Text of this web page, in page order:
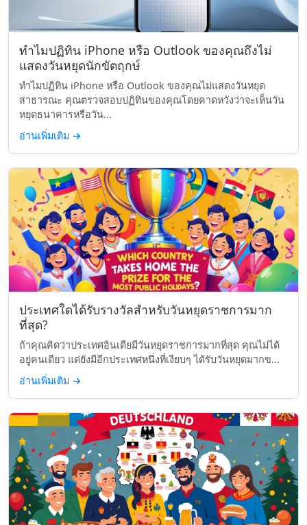
ทำไมปฏิทิน iPhone หรือ Outlook ของคุณถึงไม่
แสดงวันหยุดนักขัตฤกษ์
ทำไมปฏิทิน iPhone หรือ Outlook ของคุณไม่แสดงวันหยุด
สาธารณะ คุณตรวจสอบปฏิทินของคุณโดยคาดหวังว่าจะเห็นวัน
หยุดธนาคารหรือวัน...
อ่านเพิ่มเติม →
ประเทศใดได้รับรางวัลสำหรับวันหยุดราชการมาก
ที่สุด?
ถ้าคุณคิดว่าประเทศอินเดียมีวันหยุดราชการมากที่สุด คุณไม่ได้
อยู่คนเดียว แต่ยังมีอีกประเทศหนึ่งที่เงียบๆ ได้รับวันหยุดมากข...
อ่านเพิ่มเติม →